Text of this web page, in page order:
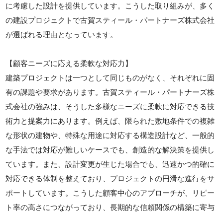
に考慮した設計を提供しています。こうした取り組みが、多く
の建設プロジェクトで古賀スティール・パートナーズ株式会社
が選ばれる理由となっています。
【顧客ニーズに応える柔軟な対応力】
建築プロジェクトは一つとして同じものがなく、それぞれに固
有の課題や要求があります。古賀スティール・パートナーズ株
式会社の強みは、そうした多様なニーズに柔軟に対応できる技
術力と提案力にあります。例えば、限られた敷地条件での複雑
な形状の建物や、特殊な用途に対応する構造設計など、一般的
な手法では対応が難しいケースでも、創造的な解決策を提供し
ています。また、設計変更が生じた場合でも、迅速かつ的確に
対応できる体制を整えており、プロジェクトの円滑な進行をサ
ポートしています。こうした顧客中心のアプローチが、リピー
ト率の高さにつながっており、長期的な信頼関係の構築に寄与